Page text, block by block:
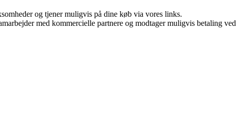
og tjener muligvis på dine køb via vores links.
med kommercielle partnere og modtager muligvis betaling